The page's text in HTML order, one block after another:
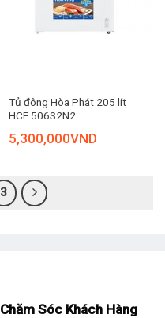
Tủ đông Hòa Phát 205 lít
HCF 506S2N2
5,300,000VND
3
Chăm Sóc Khách Hàng